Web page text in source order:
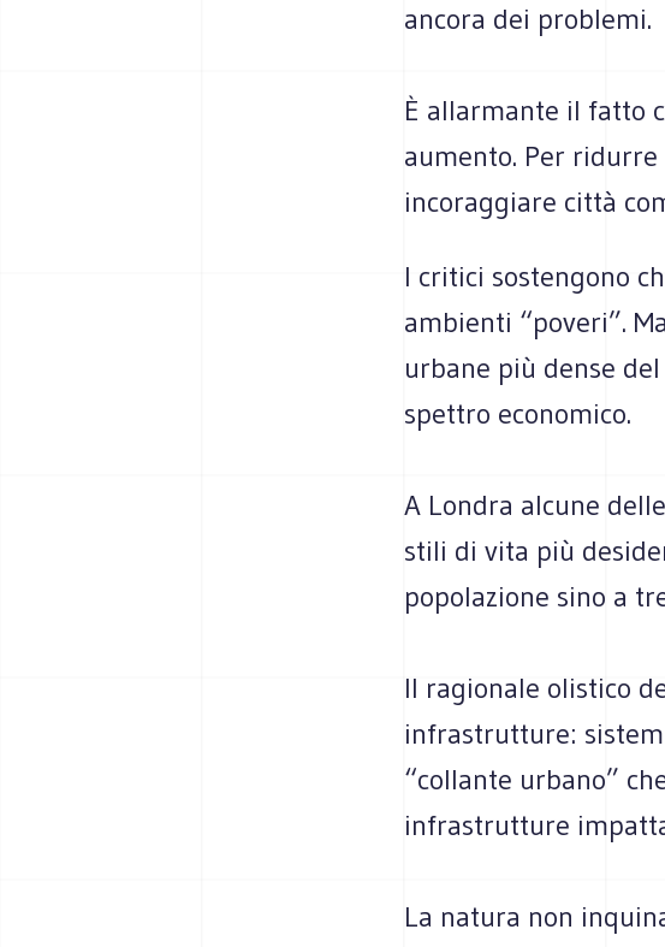
ancora dei problemi.
È allarmante il fatto
aumento. Per
incoraggiare città
I critici sostengono
ambienti “poveri”.
urbane più dense
spettro economico.
A Londra alcune
stili di vita più
popolazione sino a
Il ragionale olistico
infrastrutture:
“collante urbano”
infrastrutture
La natura non